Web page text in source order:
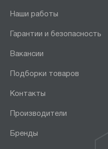
Наши работы
Гарантии и безопасность
Вакансии
Подборки товаров
Контакты
Производители
Бренды